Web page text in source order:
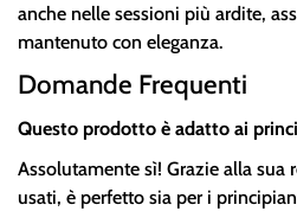
anche nelle sessioni più ardite,
mantenuto con eleganza.
Domande Frequenti
Questo prodotto è adatto ai
Assolutamente sì! Grazie alla sua
usati, è perfetto sia per i